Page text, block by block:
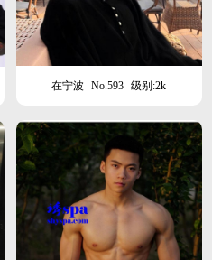
在宁波 No.593 级别:2k